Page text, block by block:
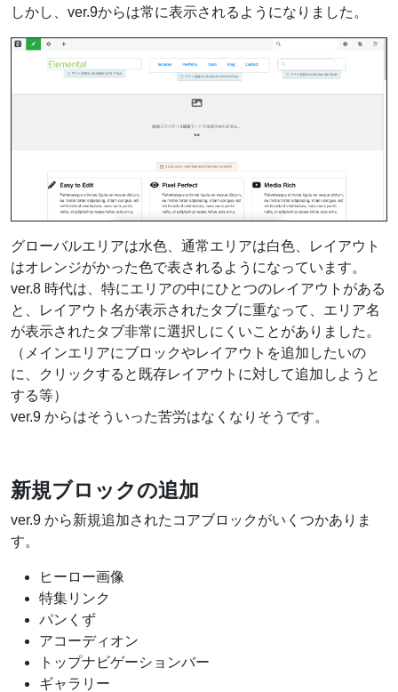
しかし、ver.9からは常に表示されるようになりました。
グローバルエリアは水色、通常エリアは白色、レイアウト
はオレンジがかった色で表されるようになっています。
ver.8 時代は、特にエリアの中にひとつのレイアウトがある
と、レイアウト名が表示されたタブに重なって、エリア名
が表示されたタブ非常に選択しにくいことがありました。
（メインエリアにブロックやレイアウトを追加したいの
に、クリックすると既存レイアウトに対して追加しようと
する等）
ver.9 からはそういった苦労はなくなりそうです。
新規ブロックの追加
ver.9 から新規追加されたコアブロックがいくつかありま
す。
ヒーロー画像
特集リンク
パンくず
アコーディオン
トップナビゲーションバー
ギャラリー